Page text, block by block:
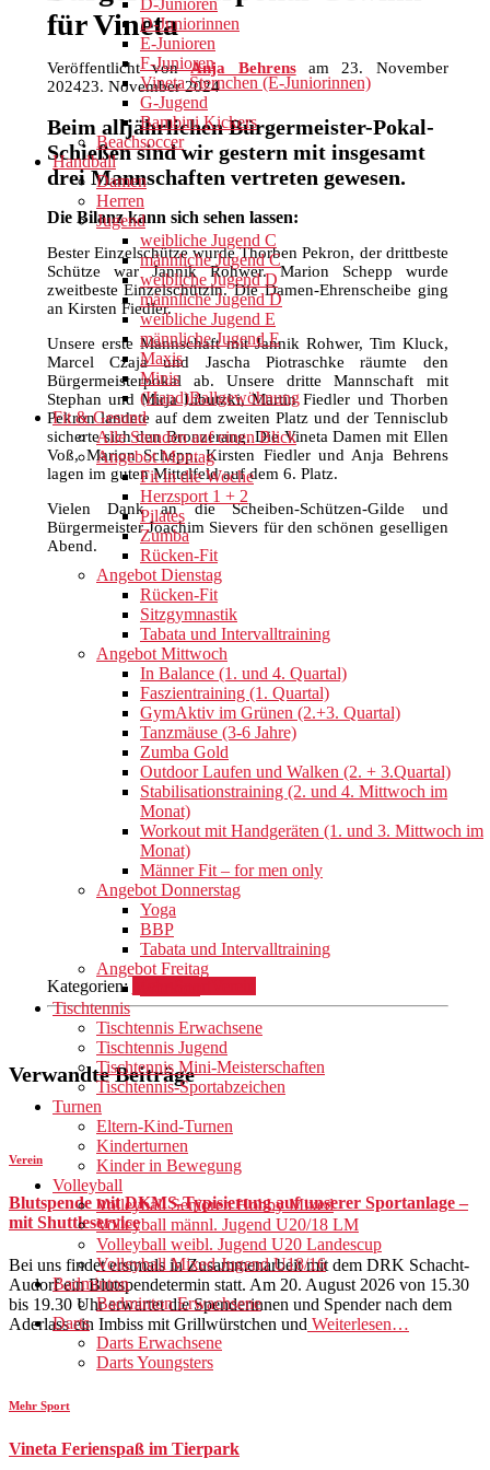
D-Junioren
D-Juniorinnen
E-Junioren
F-Junioren
Vineta Sternchen (E-Juniorinnen)
G-Jugend
Bambini Kickers
Beachsoccer
Handball
Damen
Herren
Jugend
weibliche Jugend C
männliche Jugend C
weibliche Jugend D
männliche Jugend D
weibliche Jugend E
männliche Jugend E
Maxis
Minis
(Hand)Ballgewöhnung
Fit & Gesund
Alle Stunden auf einen Blick
Angebot Montag
Fit in die Woche
Herzsport 1 + 2
Pilates
Zumba
Rücken-Fit
Angebot Dienstag
Rücken-Fit
Sitzgymnastik
Tabata und Intervalltraining
Angebot Mittwoch
In Balance (1. und 4. Quartal)
Faszientraining (1. Quartal)
GymAktiv im Grünen (2.+3. Quartal)
Tanzmäuse (3-6 Jahre)
Zumba Gold
Outdoor Laufen und Walken (2. + 3.Quartal)
Stabilisationstraining (2. und 4. Mittwoch im
Monat)
Workout mit Handgeräten (1. und 3. Mittwoch im
Monat)
Männer Fit – for men only
Angebot Donnerstag
Yoga
BBP
Tabata und Intervalltraining
Angebot Freitag
Tischtennis
Tischtennis Erwachsene
Tischtennis Jugend
Tischtennis Mini-Meisterschaften
Tischtennis-Sportabzeichen
Turnen
Eltern-Kind-Turnen
Kinderturnen
Kinder in Bewegung
Volleyball
Volleyball Senioren Hobby Mixed
Volleyball männl. Jugend U20/18 LM
Volleyball weibl. Jugend U20 Landescup
Volleyball Mixed Jugend U18/16
Badminton
Badminton Erwachsene
Darts
Darts Erwachsene
Darts Youngsters
für Vineta
Veröffentlicht vonAnja Behrensam 23. November
202423. November 2024
Beim alljährlichen Bürgermeister-Pokal-
Schießen sind wir gestern mit insgesamt
drei Mannschaften vertreten gewesen.
Die Bilanz kann sich sehen lassen:
Bester Einzelschütze wurde Thorben Pekron, der drittbeste
Schütze war Jannik Rohwer. Marion Schepp wurde
zweitbeste Einzelschützin. Die Damen-Ehrenscheibe ging
an Kirsten Fiedler.
Unsere erste Mannschaft mit Jannik Rohwer, Tim Kluck,
Marcel Czaja und Jascha Piotraschke räumte den
Bürgermeisterpokal ab. Unsere dritte Mannschaft mit
Stephan und Mirja Libutzki, Martin Fiedler und Thorben
Pekron landete auf dem zweiten Platz und der Tennisclub
sicherte sich den Bronzerang. Die Vineta Damen mit Ellen
Voß, Marion Schepp, Kirsten Fiedler und Anja Behrens
lagen im guten Mittelfeld auf dem 6. Platz.
Vielen Dank an die Scheiben-Schützen-Gilde und
Bürgermeister Joachim Sievers für den schönen geselligen
Abend.
Kategorien:
Verwandte Beiträge
Verein
Blutspende mit DKMS-Typisierung auf unserer Sportanlage –
mit Shuttleservice
Bei uns findet erstmals in Zusammenarbeit mit dem DRK Schacht-
Audorf ein Blutspendetermin statt. Am 20. August 2026 von 15.30
bis 19.30 Uhr erwartet die Spenderinnen und Spender nach dem
Aderlass ein Imbiss mit Grillwürstchen und Weiterlesen…
Mehr Sport
Vineta Ferienspaß im Tierpark